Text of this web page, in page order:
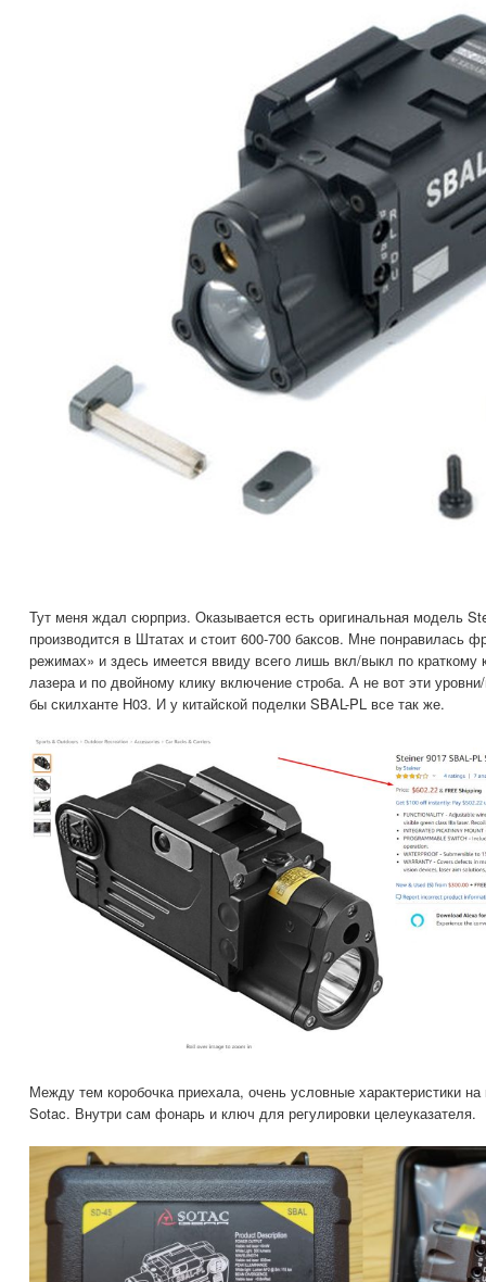
Тут меня ждал сюрприз. Оказывается есть оригинальная модель
производится в Штатах и стоит 600-700 баксов. Мне понравилась
режимах» и здесь имеется ввиду всего лишь вкл/выкл по
лазера и по двойному клику включение строба. А не вот эти
бы скилханте Н03. И у китайской поделки SBAL-PL все так же.
Между тем коробочка приехала, очень условные характеристики на
Sotac. Внутри сам фонарь и ключ для регулировки целеуказателя.